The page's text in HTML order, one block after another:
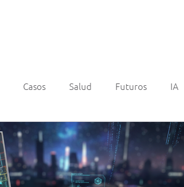
Casos Salud Futuros IA